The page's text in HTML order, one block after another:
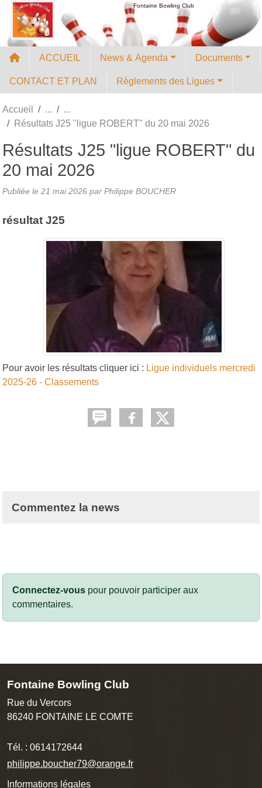
Fontaine Bowling Club
ACCUEIL News & Agenda Documents
CONTACT ET PLAN Règlements des Ligues
Accueil
Résultats J25 "ligue ROBERT" du 20 mai 2026
Résultats J25 "ligue ROBERT" du
20 mai 2026
Publiée le 21 mai 2026 par Philippe BOUCHER
résultat J25
Pour avoir les résultats cliquer ici : Ligue individuels mercredi
2025-26 - Classements
Commentez la news
Connectez-vous pour pouvoir participer aux
commentaires.
Fontaine Bowling Club
Rue du Vercors
86240 FONTAINE LE COMTE
Tél. : 0614172644
philippe.boucher79@orange.fr
Informations légales
Panneau de gestion des cookies